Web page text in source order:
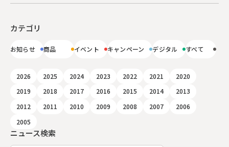
ニュース検索
カテゴリ
お知らせ 商品 イベント キャンペーン デジタル すべて
2026 2025 2024 2023 2022 2021
2020
2019
2018 2017 2016 2015 2014
2013
2012
2011 2010 2009 2008 2007
2006
2005